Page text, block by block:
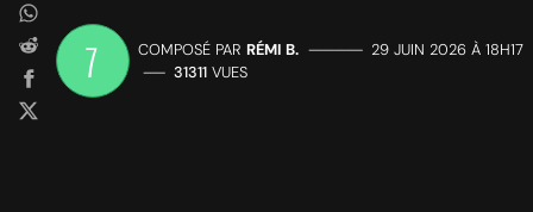
7 COMPOSÉ PAR RÉMI B. ————— 29 JUIN 2026 À 18H17
—— 31311 VUES